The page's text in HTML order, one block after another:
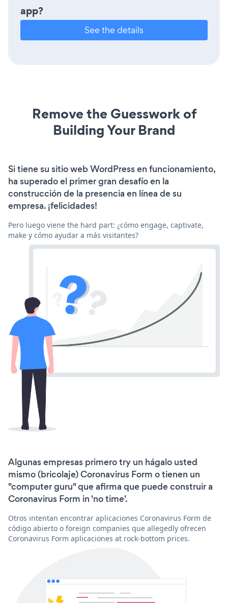
app?
See the details
Remove the Guesswork of
Building Your Brand
Si tiene su sitio web WordPress en funcionamiento,
ha superado el primer gran desafío en la
construcción de la presencia en línea de su
empresa. ¡felicidades!
Pero luego viene the hard part: ¿cómo engage, captivate,
make y cómo ayudar a más visitantes?
Algunas empresas primero try un hágalo usted
mismo (bricolaje) Coronavirus Form o tienen un
"computer guru" que afirma que puede construir a
Coronavirus Form in 'no time'.
Otros intentan encontrar aplicaciones Coronavirus Form de
código abierto o foreign companies que allegedly ofrecen
Coronavirus Form aplicaciones at rock-bottom prices.